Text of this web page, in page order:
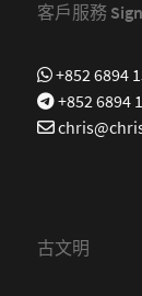
客戶服務
+852 6894
+852 6894
古文明